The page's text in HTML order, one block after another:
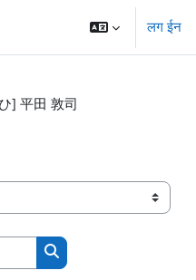
लग ईन
] 平田 敦司
पाठ्यक्रमहरु खोजनुहोस्